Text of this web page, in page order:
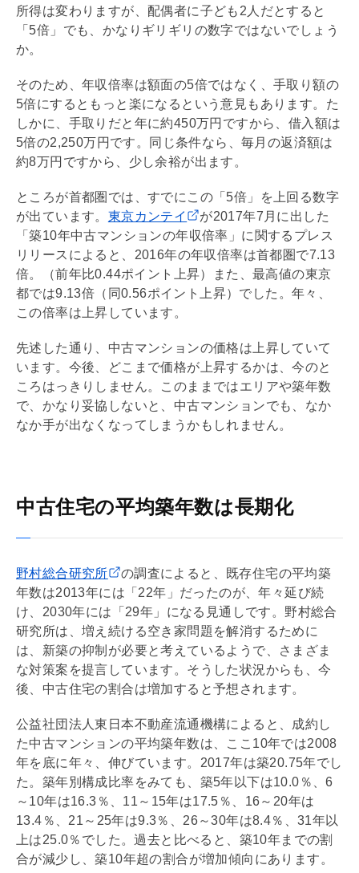
所得は変わりますが、配偶者に子ども2人だとすると
「5倍」でも、かなりギリギリの数字ではないでしょう
か。
そのため、年収倍率は額面の5倍ではなく、手取り額の
5倍にするともっと楽になるという意見もあります。た
しかに、手取りだと年に約450万円ですから、借入額は
5倍の2,250万円です。同じ条件なら、毎月の返済額は
約8万円ですから、少し余裕が出ます。
ところが首都圏では、すでにこの「5倍」を上回る数字
が出ています。 東京カンテイ
が2017年7月に出した
「築10年中古マンションの年収倍率」に関するプレス
リリースによると、2016年の年収倍率は首都圏で7.13
倍。（前年比0.44ポイント上昇）また、最高値の東京
都では9.13倍（同0.56ポイント上昇）でした。年々、
この倍率は上昇しています。
先述した通り、中古マンションの価格は上昇していて
います。今後、どこまで価格が上昇するかは、今のと
ころはっきりしません。このままではエリアや築年数
で、かなり妥協しないと、中古マンションでも、なか
なか手が出なくなってしまうかもしれません。
中古住宅の平均築年数は長期化
野村総合研究所 の調査によると、既存住宅の平均築
年数は2013年には「22年」だったのが、年々延び続
け、2030年には「29年」になる見通しです。野村総合
研究所は、増え続ける空き家問題を解消するために
は、新築の抑制が必要と考えているようで、さまざま
な対策案を提言しています。そうした状況からも、今
後、中古住宅の割合は増加すると予想されます。
公益社団法人東日本不動産流通機構によると、成約し
た中古マンションの平均築年数は、ここ10年では2008
年を底に年々、伸びています。2017年は築20.75年でし
た。築年別構成比率をみても、築5年以下は10.0％、6
～10年は16.3％、11～15年は17.5％、16～20年は
13.4％、21～25年は9.3％、26～30年は8.4％、31年以
上は25.0％でした。過去と比べると、築10年までの割
合が減少し、築10年超の割合が増加傾向にあります。